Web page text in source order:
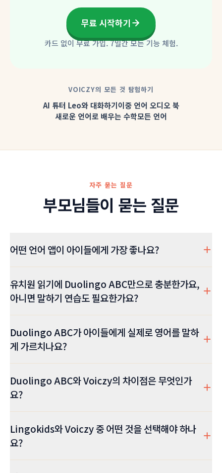
무료 시작하기
카드 없이 무료 가입. 7일간 모든 기능 체험.
VOICZY의 모든 것 탐험하기
AI 튜터 Leo와 대화하기이중 언어 오디오 북
새로운 언어로 배우는 수학모든 언어
자주 묻는 질문
부모님들이 묻는 질문
어떤 언어 앱이 아이들에게 가장 좋나요?
유치원 읽기에 Duolingo ABC만으로 충분한가요,
아니면 말하기 연습도 필요한가요?
Duolingo ABC가 아이들에게 실제로 영어를 말하
게 가르치나요?
Duolingo ABC와 Voiczy의 차이점은 무엇인가
요?
Lingokids와 Voiczy 중 어떤 것을 선택해야 하나
요?